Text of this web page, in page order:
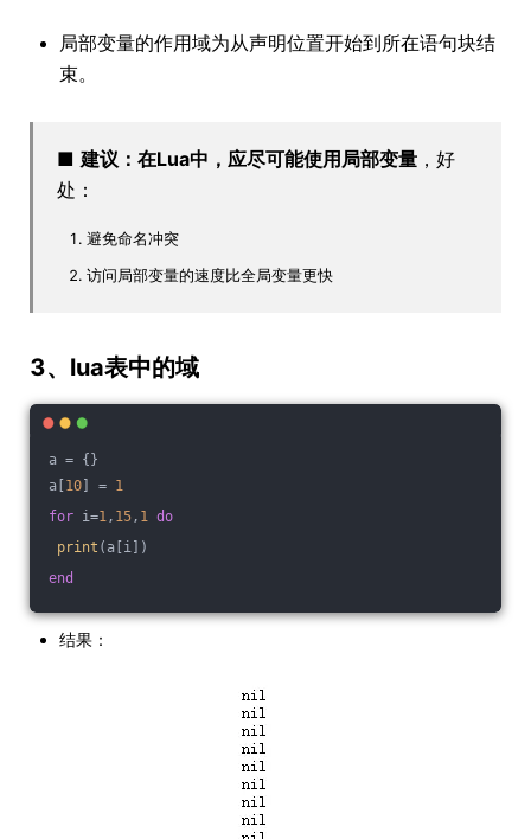
局部变量的作用域为从声明位置开始到所在语句块结
束。
■ 建议：在Lua中，应尽可能使用局部变量 ，好
处：
避免命名冲突
访问局部变量的速度比全局变量更快
3、lua表中的域
a = {}
a[ 10 ] = 1
for i=1, 15, 1 do
print (a[i])
end
结果：